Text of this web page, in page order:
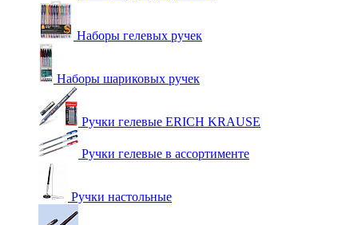
Наборы гелевых ручек
Наборы шариковых ручек
Ручки гелевые ERICH KRAUSE
Ручки гелевые в ассортименте
Ручки настольные